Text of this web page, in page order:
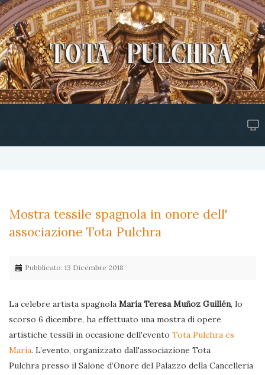
Mostra tessile spagnola in onore dell'
associazione Tota Pulchra
Pubblicato: 13 Dicembre 2018
La celebre artista spagnola María Teresa Muñoz Guillén, lo
scorso 6 dicembre, ha effettuato una mostra di opere
artistiche tessili in occasione dell'evento Tota Pulchra es
Maria. L’evento, organizzato dall'associazione Tota
Pulchra presso il Salone d’Onore del Palazzo della Cancelleria